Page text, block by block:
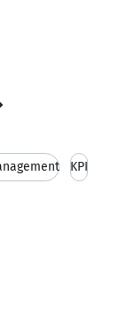
KPI